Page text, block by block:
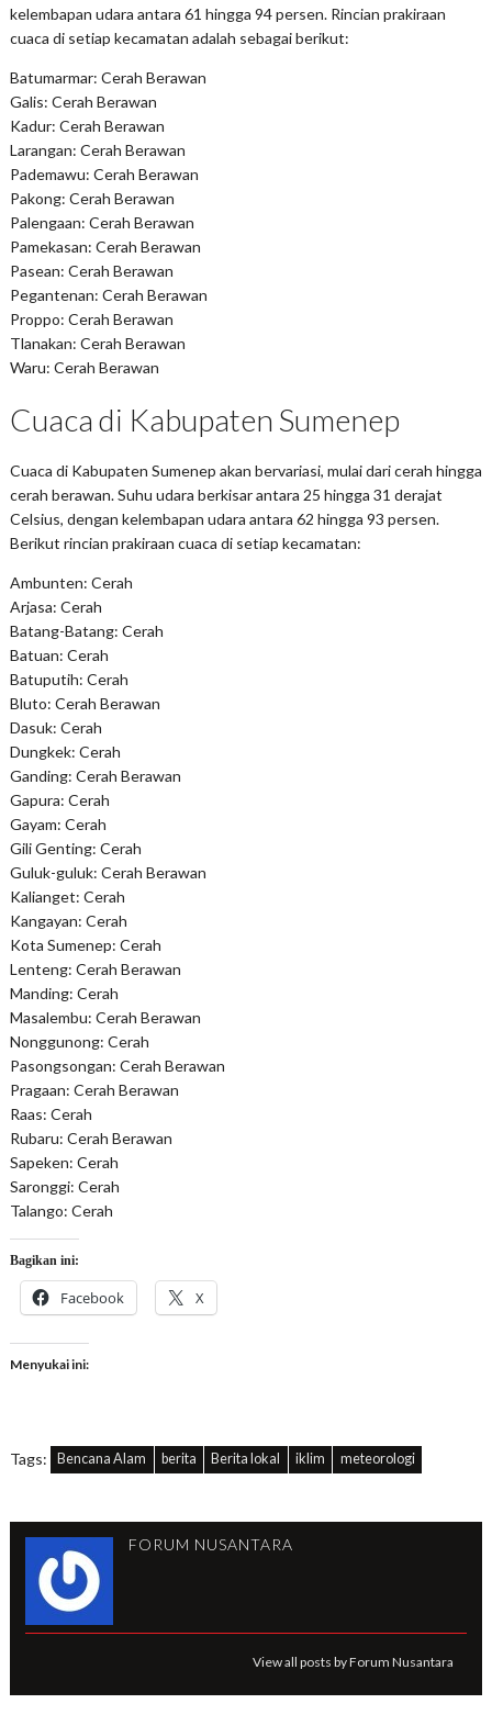
kelembapan udara antara 61 hingga 94 persen. Rincian prakiraan
cuaca di setiap kecamatan adalah sebagai berikut:
Batumarmar: Cerah Berawan
Galis: Cerah Berawan
Kadur: Cerah Berawan
Larangan: Cerah Berawan
Pademawu: Cerah Berawan
Pakong: Cerah Berawan
Palengaan: Cerah Berawan
Pamekasan: Cerah Berawan
Pasean: Cerah Berawan
Pegantenan: Cerah Berawan
Proppo: Cerah Berawan
Tlanakan: Cerah Berawan
Waru: Cerah Berawan
Cuaca di Kabupaten Sumenep
Cuaca di Kabupaten Sumenep akan bervariasi, mulai dari cerah hingga
cerah berawan. Suhu udara berkisar antara 25 hingga 31 derajat
Celsius, dengan kelembapan udara antara 62 hingga 93 persen.
Berikut rincian prakiraan cuaca di setiap kecamatan:
Ambunten: Cerah
Arjasa: Cerah
Batang-Batang: Cerah
Batuan: Cerah
Batuputih: Cerah
Bluto: Cerah Berawan
Dasuk: Cerah
Dungkek: Cerah
Ganding: Cerah Berawan
Gapura: Cerah
Gayam: Cerah
Gili Genting: Cerah
Guluk-guluk: Cerah Berawan
Kalianget: Cerah
Kangayan: Cerah
Kota Sumenep: Cerah
Lenteng: Cerah Berawan
Manding: Cerah
Masalembu: Cerah Berawan
Nonggunong: Cerah
Pasongsongan: Cerah Berawan
Pragaan: Cerah Berawan
Raas: Cerah
Rubaru: Cerah Berawan
Sapeken: Cerah
Saronggi: Cerah
Talango: Cerah
Bagikan ini:
Facebook X
Menyukai ini:
Tags: Bencana Alam berita Berita lokal iklim meteorologi
FORUM NUSANTARA
View all posts by Forum Nusantara